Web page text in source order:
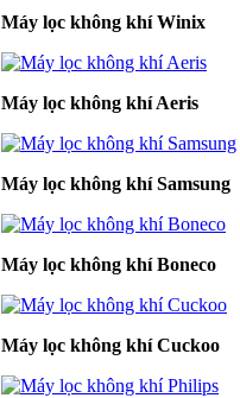
Máy lọc không khí Winix
Máy lọc không khí Aeris
Máy lọc không khí Samsung
Máy lọc không khí Boneco
Máy lọc không khí Cuckoo